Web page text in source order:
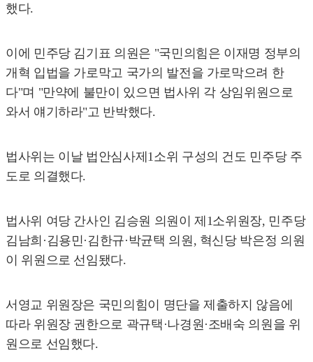
했다.
이에 민주당 김기표 의원은 "국민의힘은 이재명 정부의
개혁 입법을 가로막고 국가의 발전을 가로막으려 한
다"며 "만약에 불만이 있으면 법사위 각 상임위원으로
와서 얘기하라"고 반박했다.
법사위는 이날 법안심사제1소위 구성의 건도 민주당 주
도로 의결했다.
법사위 여당 간사인 김승원 의원이 제1소위원장, 민주당
김남희·김용민·김한규·박균택 의원, 혁신당 박은정 의원
이 위원으로 선임됐다.
서영교 위원장은 국민의힘이 명단을 제출하지 않음에
따라 위원장 권한으로 곽규택·나경원·조배숙 의원을 위
원으로 선임했다.